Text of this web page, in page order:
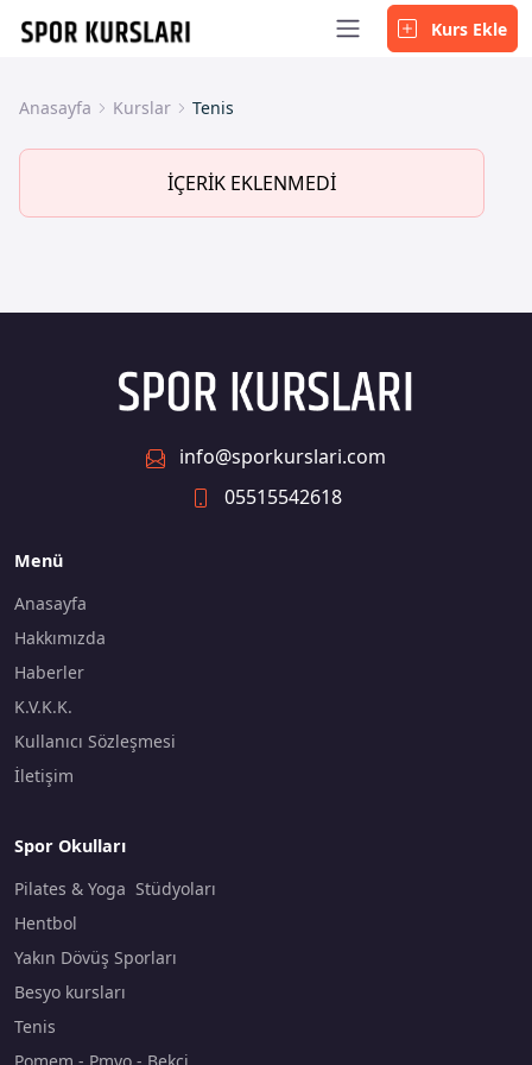
Kurs Ekle
Anasayfa Kurslar Tenis
İÇERİK EKLENMEDİ
info@sporkurslari.com
05515542618
Menü
Anasayfa
Hakkımızda
Haberler
K.V.K.K.
Kullanıcı Sözleşmesi
İletişim
Spor Okulları
Pilates & Yoga Stüdyoları
Hentbol
Yakın Dövüş Sporları
Besyo kursları
Tenis